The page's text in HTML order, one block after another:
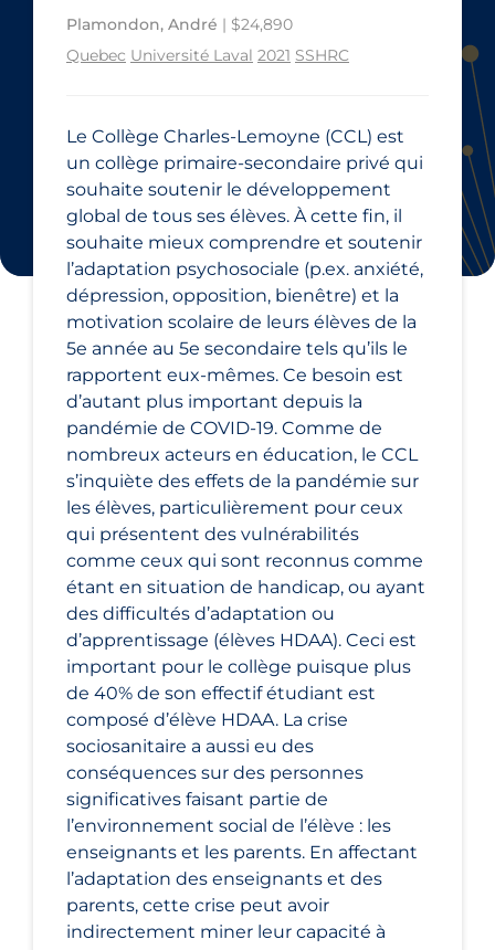
Plamondon, André | $24,890
Quebec Université Laval 2021 SSHRC
Le Collège Charles-Lemoyne (CCL) est
un collège primaire-secondaire privé qui
souhaite soutenir le développement
global de tous ses élèves. À cette fin, il
souhaite mieux comprendre et soutenir
l’adaptation psychosociale (p.ex. anxiété,
dépression, opposition, bienêtre) et la
motivation scolaire de leurs élèves de la
5e année au 5e secondaire tels qu’ils le
rapportent eux-mêmes. Ce besoin est
d’autant plus important depuis la
pandémie de COVID-19. Comme de
nombreux acteurs en éducation, le CCL
s’inquiète des effets de la pandémie sur
les élèves, particulièrement pour ceux
qui présentent des vulnérabilités
comme ceux qui sont reconnus comme
étant en situation de handicap, ou ayant
des difficultés d’adaptation ou
d’apprentissage (élèves HDAA). Ceci est
important pour le collège puisque plus
de 40% de son effectif étudiant est
composé d’élève HDAA. La crise
sociosanitaire a aussi eu des
conséquences sur des personnes
significatives faisant partie de
l’environnement social de l’élève : les
enseignants et les parents. En affectant
l’adaptation des enseignants et des
parents, cette crise peut avoir
indirectement miner leur capacité à